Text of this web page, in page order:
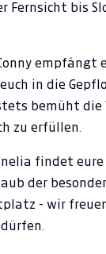
Fernsicht bis
empfängt
in die
bemüht die
zu erfüllen.
findet eure
der
- wir